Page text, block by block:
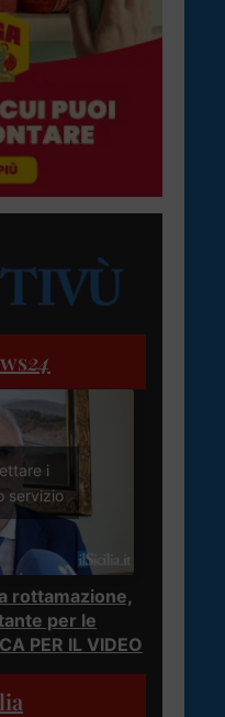
24
i
servizio
rottamazione,
per le
PER IL VIDEO